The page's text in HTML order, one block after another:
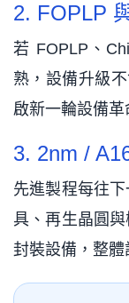
2. FOPLP
若 FOPLP、
熟，設備升級
啟新一輪設備革
3. 2nm /
先進製程每往
具、再生晶圓
封裝設備，整體